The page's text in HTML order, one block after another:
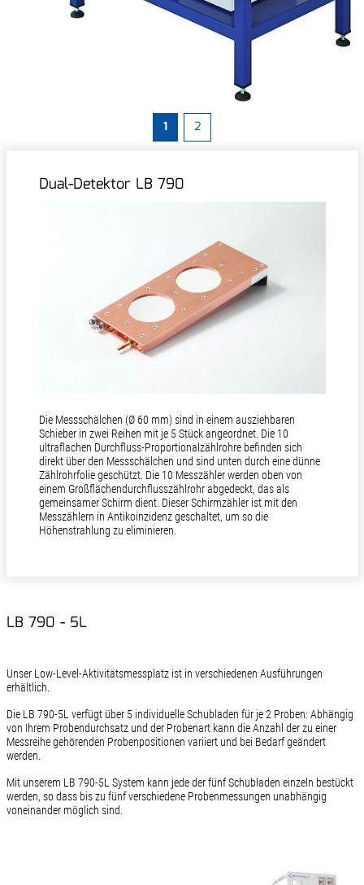
1 2
Dual-Detektor LB 790
Die Messschälchen (Ø 60 mm) sind in einem ausziehbaren
Schieber in zwei Reihen mit je 5 Stück angeordnet. Die 10
ultraflachen Durchfluss-Proportionalzählrohre befinden sich
direkt über den Messschälchen und sind unten durch eine dünne
Zählrohrfolie geschützt. Die 10 Messzähler werden oben von
einem Großflächendurchflusszählrohr abgedeckt, das als
gemeinsamer Schirm dient. Dieser Schirmzähler ist mit den
Messzählern in Antikoinzidenz geschaltet, um so die
Höhenstrahlung zu eliminieren.
LB 790 - 5L
Unser Low-Level-Aktivitätsmessplatz ist in verschiedenen Ausführungen
erhältlich.
Die LB 790-5L verfügt über 5 individuelle Schubladen für je 2 Proben: Abhängig
von Ihrem Probendurchsatz und der Probenart kann die Anzahl der zu einer
Messreihe gehörenden Probenpositionen variiert und bei Bedarf geändert
werden.
Mit unserem LB 790-5L System kann jede der fünf Schubladen einzeln bestückt
werden, so dass bis zu fünf verschiedene Probenmessungen unabhängig
voneinander möglich sind.